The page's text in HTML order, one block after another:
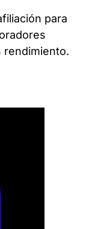
para
rendimiento.